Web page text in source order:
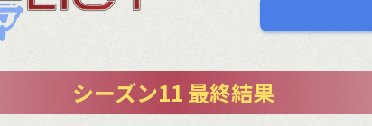
シーズン11 最終結果